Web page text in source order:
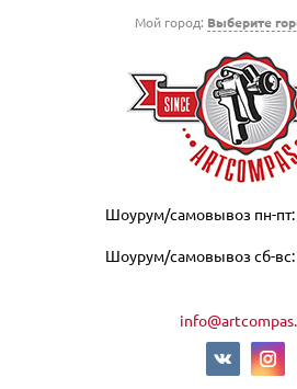
Мой город: Выберите
Шоурум/самовывоз пн-пт:
Шоурум/самовывоз сб-вс: